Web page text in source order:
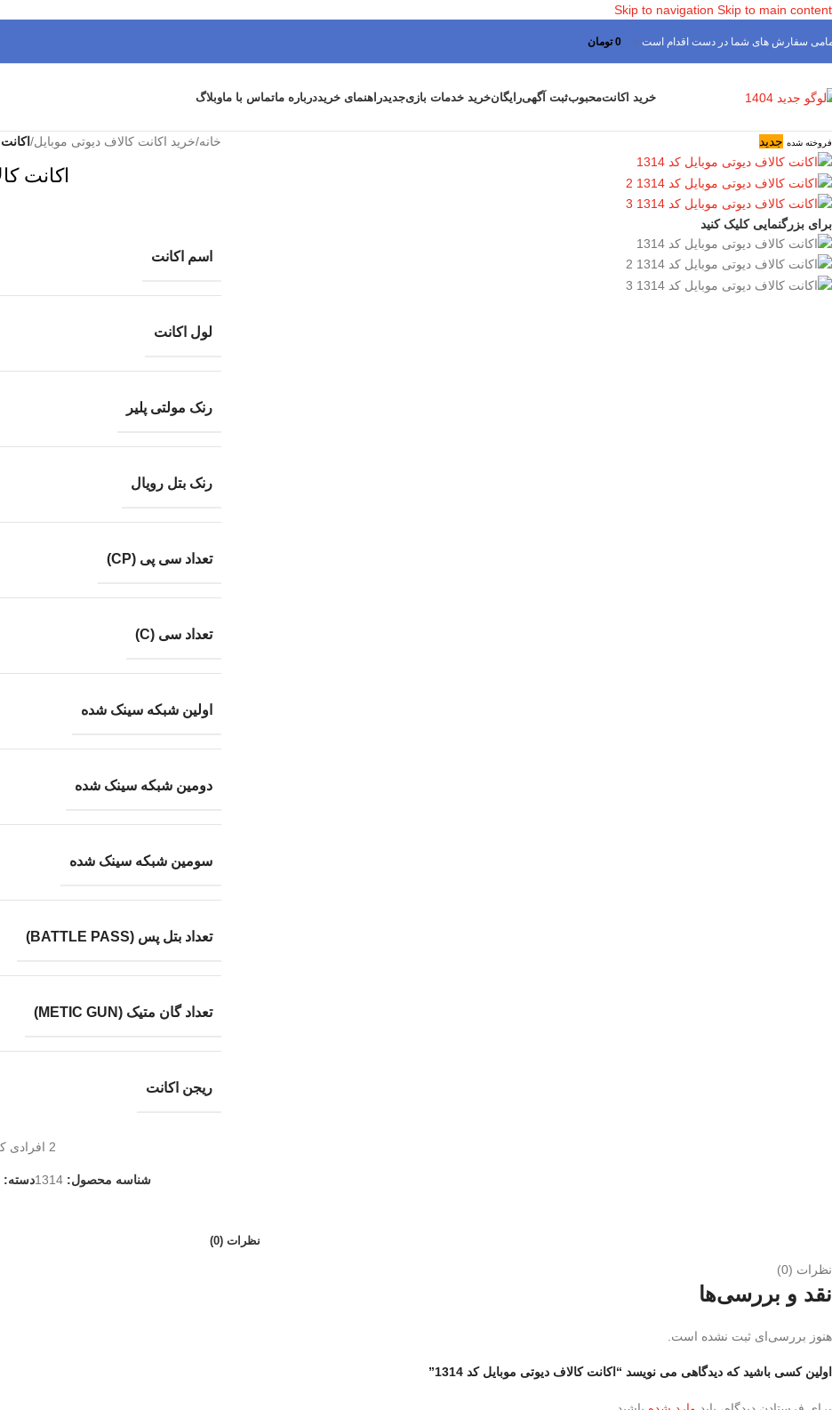
Skip to navigation Skip to main content
سفارش های شما در دست اقدام است 0 تومان
خرید اکانتمحبوبثبت آگهیرایگانخرید خدمات بازیجدیدراهنمای خریددرباره ماتماس با ماوبلاگ
فروخته شده جدید
برای بزرگنمایی کلیک کنید
خانه/خرید اکانت کالاف دیوتی موبایل/اکانت
اکانت
اسم اکانت
لول اکانت
رنک مولتی پلیر
رنک بتل رویال
تعداد سی پی (CP)
تعداد سی (C)
اولین شبکه سینک شده
دومین شبکه سینک شده
سومین شبکه سینک شده
تعداد بتل پس (BATTLE PASS)
تعداد گان متیک (METIC GUN)
ریجن اکانت
2 افرادی
شناسه محصول:1314دسته:
نظرات (0)
نظرات (0)
نقد و بررسی‌ها
هنوز بررسی‌ای ثبت نشده است.
اولین کسی باشید که دیدگاهی می نویسد “اکانت کالاف دیوتی موبایل کد 1314”